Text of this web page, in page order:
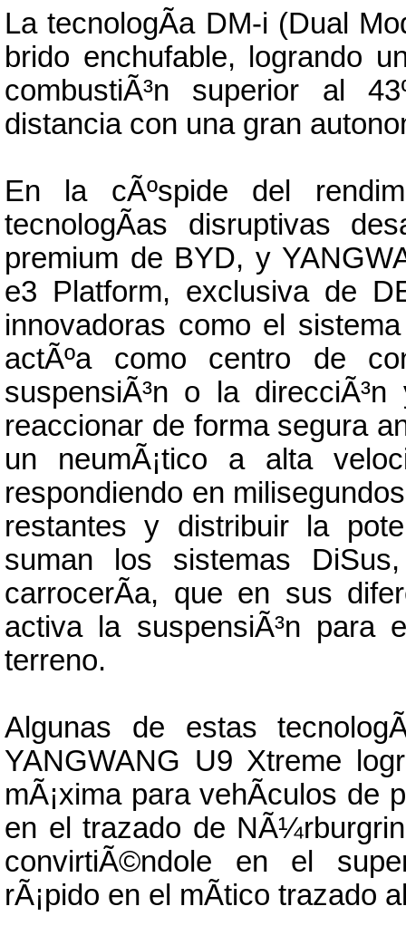
La tecnologÃ­a DM-i (Dual
brido enchufable, logrando
combustiÃ³n superior al
distancia con una gran
En la cÃºspide del
tecnologÃ­as disruptivas
premium de BYD, y
e3 Platform, exclusiva de
innovadoras como el
actÃºa como centro de
suspensiÃ³n o la
reaccionar de forma segura
un neumÃ¡tico a alta
respondiendo en
restantes y distribuir la
suman los sistemas
carrocerÃ­a, que en sus
activa la suspensiÃ³n para
terreno.
Algunas de estas
YANGWANG U9 Xtreme
mÃ¡xima para vehÃ­culos de
en el trazado de
convirtiÃ©ndole en el
rÃ¡pido en el mÃ­tico trazado